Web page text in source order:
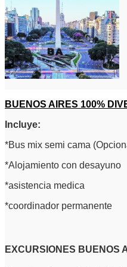
BUENOS AIRES 100%
Incluye:
*Bus mix semi cama
*Alojamiento con desayuno
*asistencia medica
*coordinador permanente
EXCURSIONES BUENOS